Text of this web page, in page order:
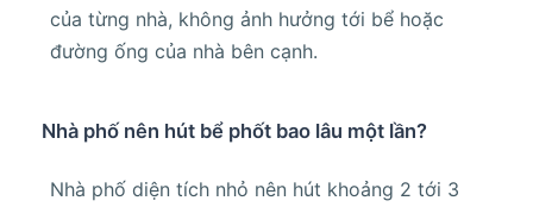
của từng nhà, không ảnh hưởng tới bể hoặc
đường ống của nhà bên cạnh.
Nhà phố nên hút bể phốt bao lâu một lần?
Nhà phố diện tích nhỏ nên hút khoảng 2 tới 3